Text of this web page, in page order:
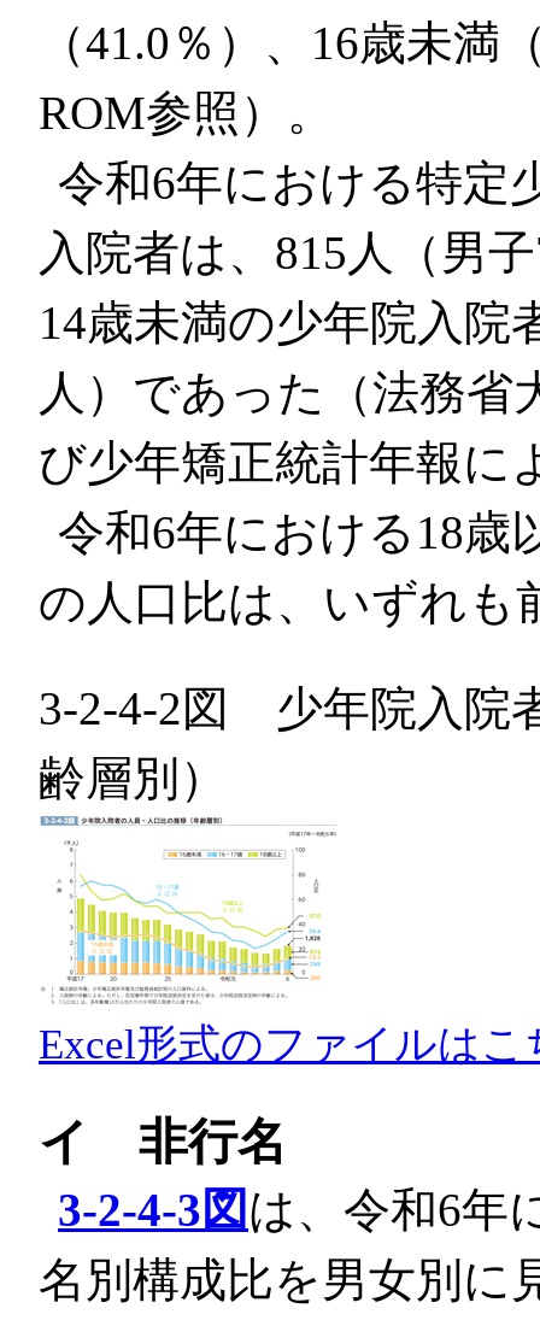
（41.0％）、16歳未
ROM参照）。
令和6年における特定
入院者は、815人（男
14歳未満の少年院入院
人）であった（法務省
び少年矯正統計年報に
令和6年における18歳
の人口比は、いずれも
3-2-4-2図 少年院入院
齢層別）
Excel形式のファイルはこ
イ 非行名
3-2-4-3図は、令和6年
名別構成比を男女別に